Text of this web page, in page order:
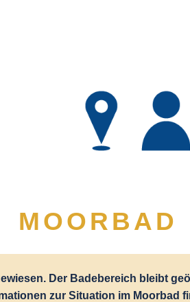
MOORBAD
Der Badebereich bleibt
zur Situation im Moorbad